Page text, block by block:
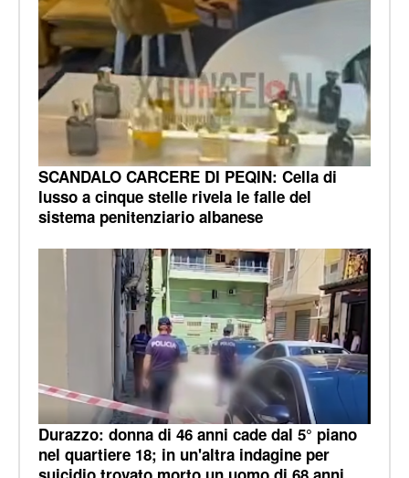
SCANDALO CARCERE DI PEQIN: Cella di
lusso a cinque stelle rivela le falle del
sistema penitenziario albanese
Durazzo: donna di 46 anni cade dal 5° piano
nel quartiere 18; in un'altra indagine per